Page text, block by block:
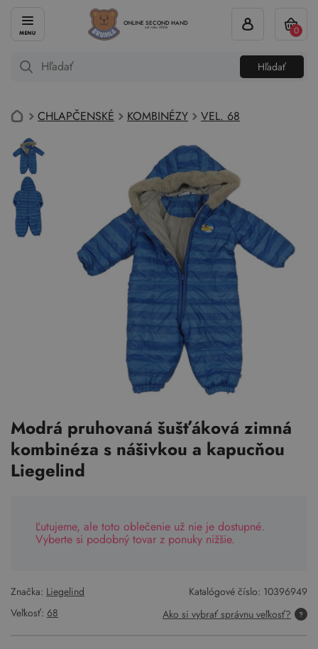
ONLINE SECOND HAND
od roku 2004
Hľadať
0
CHLAPČENSKÉ KOMBINÉZY VEL. 68
Modrá pruhovaná šušťáková zimná
kombinéza s nášivkou a kapucňou
Liegelind
Ľutujeme, ale toto oblečenie už nie je dostupné.
Vyberte si podobný tovar z ponuky nižšie.
Značka: Liegelind Katalógové číslo: 10396949
Veľkosť: 68 Ako si vybrať správnu veľkosť?